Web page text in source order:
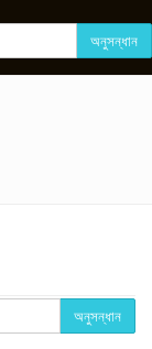
অনুসন্ধান
অনুসন্ধান